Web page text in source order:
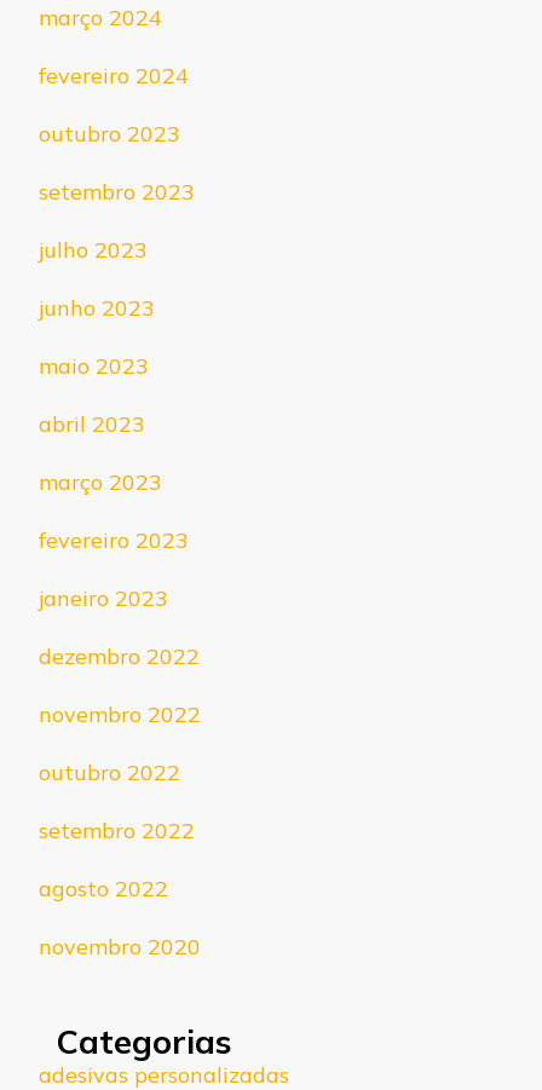
março 2024
fevereiro 2024
outubro 2023
setembro 2023
julho 2023
junho 2023
maio 2023
abril 2023
março 2023
fevereiro 2023
janeiro 2023
dezembro 2022
novembro 2022
outubro 2022
setembro 2022
agosto 2022
novembro 2020
Categorias
adesivas personalizadas